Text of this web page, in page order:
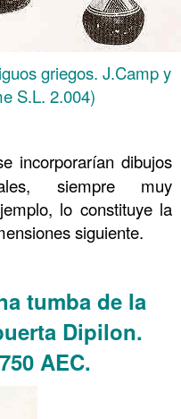
griegos. J.Camp y
S.L. 2.004)
incorporarían dibujos
siempre muy
lo constituye la
siguiente.
tumba de la
Dipilon.
AEC.